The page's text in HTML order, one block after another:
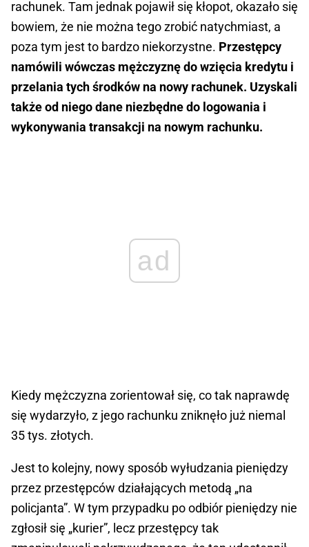
rachunek. Tam jednak pojawił się kłopot, okazało się
bowiem, że nie można tego zrobić natychmiast, a
poza tym jest to bardzo niekorzystne. Przestępcy
namówili wówczas mężczyznę do wzięcia kredytu i
przelania tych środków na nowy rachunek. Uzyskali
także od niego dane niezbędne do logowania i
wykonywania transakcji na nowym rachunku.
ad
Kiedy mężczyzna zorientował się, co tak naprawdę
się wydarzyło, z jego rachunku zniknęło już niemal
35 tys. złotych.
Jest to kolejny, nowy sposób wyłudzania pieniędzy
przez przestępców działających metodą „na
policjanta”. W tym przypadku po odbiór pieniędzy nie
zgłosił się „kurier”, lecz przestępcy tak